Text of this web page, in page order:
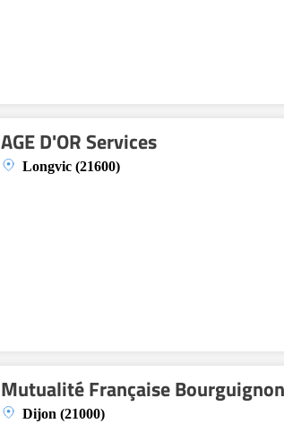
AGE D'OR Services
Longvic (21600)
Mutualité Française
Dijon (21000)